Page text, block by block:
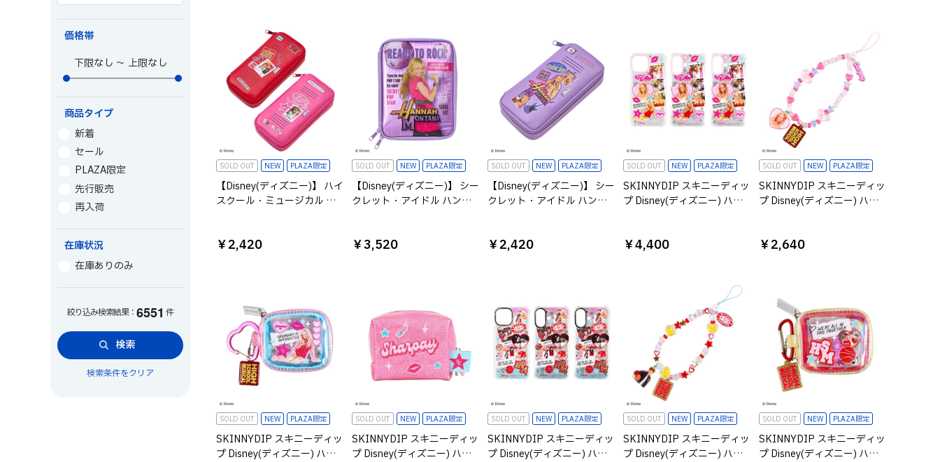
価格帯
～
商品タイプ
新着
セール
PLAZA限定
先行販売
再入荷
在庫状況
在庫ありのみ
絞り込み検索結果： 6551 件
検索
検索条件をクリア
SOLD OUT NEW PLAZA限定
【Disney(ディズニー)】 ハイ
スクール・ミュージカル ペ
￥2,420
SOLD OUT NEW PLAZA限定
【Disney(ディズニー)】 シー
クレット・アイドル ハン
￥3,520
SOLD OUT NEW PLAZA限定
【Disney(ディズニー)】 シー
クレット・アイドル ハン
￥2,420
SOLD OUT NEW PLAZA限定
SKINNYDIP スキニーディッ
プ Disney(ディズニー) ハイ
￥4,400
SOLD OUT NEW PLAZA限定
SKINNYDIP スキニーディッ
プ Disney(ディズニー) ハイ
￥2,640
SOLD OUT NEW PLAZA限定
SKINNYDIP スキニーディッ
プ Disney(ディズニー) ハイ
SOLD OUT NEW PLAZA限定
SKINNYDIP スキニーディッ
プ Disney(ディズニー) ハイ
SOLD OUT NEW PLAZA限定
SKINNYDIP スキニーディッ
プ Disney(ディズニー) ハイ
SOLD OUT NEW PLAZA限定
SKINNYDIP スキニーディッ
プ Disney(ディズニー) ハイ
SOLD OUT NEW PLAZA限定
SKINNYDIP スキニーディッ
プ Disney(ディズニー) ハイ